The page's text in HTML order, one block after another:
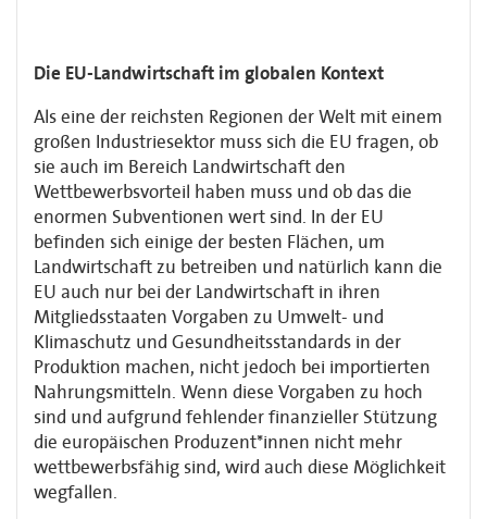
Die EU-Landwirtschaft im globalen Kontext
Als eine der reichsten Regionen der Welt mit einem
großen Industriesektor muss sich die EU fragen, ob
sie auch im Bereich Landwirtschaft den
Wettbewerbsvorteil haben muss und ob das die
enormen Subventionen wert sind. In der EU
befinden sich einige der besten Flächen, um
Landwirtschaft zu betreiben und natürlich kann die
EU auch nur bei der Landwirtschaft in ihren
Mitgliedsstaaten Vorgaben zu Umwelt- und
Klimaschutz und Gesundheitsstandards in der
Produktion machen, nicht jedoch bei importierten
Nahrungsmitteln. Wenn diese Vorgaben zu hoch
sind und aufgrund fehlender finanzieller Stützung
die europäischen Produzent*innen nicht mehr
wettbewerbsfähig sind, wird auch diese Möglichkeit
wegfallen.